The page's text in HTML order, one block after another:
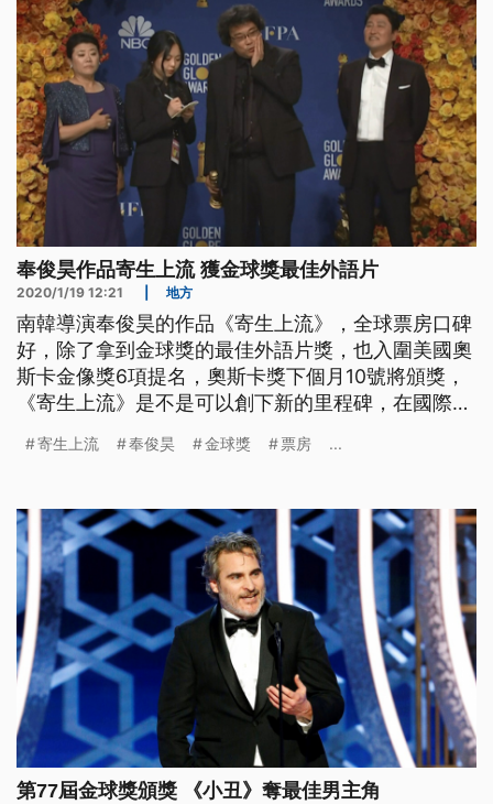
改名
奉俊昊作品寄生上流 獲金球獎最佳外語片
2020/1/19 12:21 地方
南韓導演奉俊昊的作品《寄生上流》，全球票房口碑
好，除了拿到金球獎的最佳外語片獎，也入圍美國奧
斯卡金像獎6項提名，奧斯卡獎下個月10號將頒獎，
《寄生上流》是不是可以創下新的里程碑，在國際影
片，是韓國導演奉俊昊的第七部劇情片。去年夏天在
度最賣座的外語片。全球票房到六號為止已達一億兩
千八百萬美元。美國電影工業重鎮好
寄生上流 奉俊昊 金球獎 票房 ...
第77屆金球獎頒獎 《小丑》奪最佳男主角